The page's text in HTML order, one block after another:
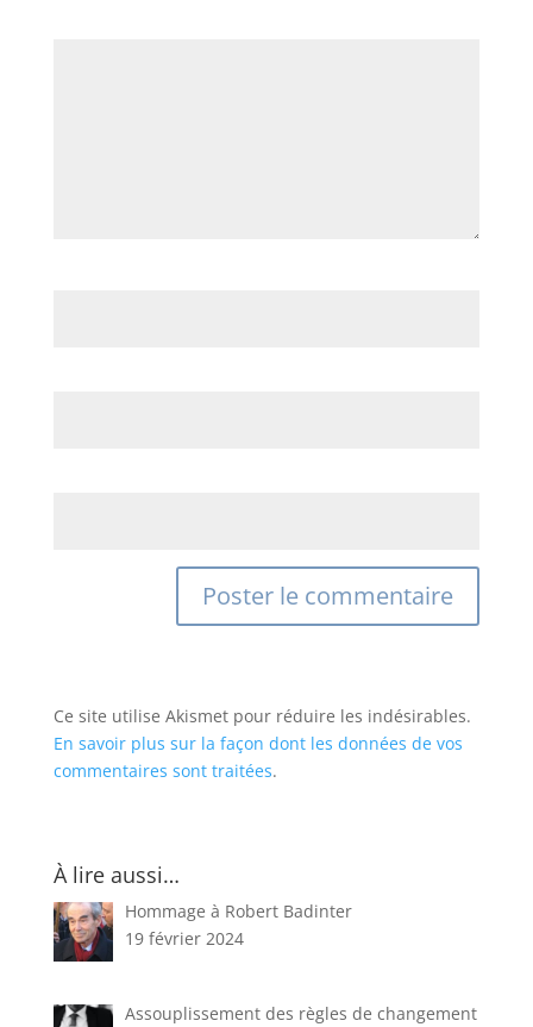
Ce site utilise Akismet pour réduire les indésirables.
En savoir plus sur la façon dont les données de vos
commentaires sont traitées.
À lire aussi…
Hommage à Robert Badinter
19 février 2024
Assouplissement des règles de changement